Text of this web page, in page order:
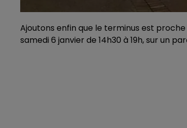
Ajoutons enfin que le terminus est
samedi 6 janvier de 14h30 à 19h, sur un